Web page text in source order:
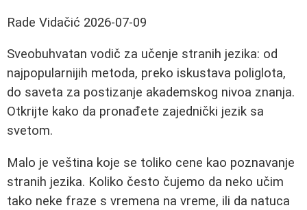
Rade Vidačić 2026-07-09
Sveobuhvatan vodič za učenje stranih jezika: od
najpopularnijih metoda, preko iskustava poliglota,
do saveta za postizanje akademskog nivoa znanja.
Otkrijte kako da pronađete zajednički jezik sa
svetom.
Malo je veština koje se toliko cene kao poznavanje
stranih jezika. Koliko često čujemo da neko učim
tako neke fraze s vremena na vreme, ili da natuca